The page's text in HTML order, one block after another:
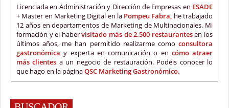
Licenciada en Administración y Dirección de Empresas en ESADE
+ Master en Marketing Digital en la Pompeu Fabra, he trabajado
12 años en departamentos de Marketing de Multinacionales. Mi
formación y el habervisitado más de 2.500 restaurantes en los
últimos años, me han permitido realizarme como consultora
gastronómicay experta en comunicación o en cómo atraer
más clientes a un negocio de restauración. Podéis conocer lo
que hago en la páginaQSC Marketing Gastronómico.